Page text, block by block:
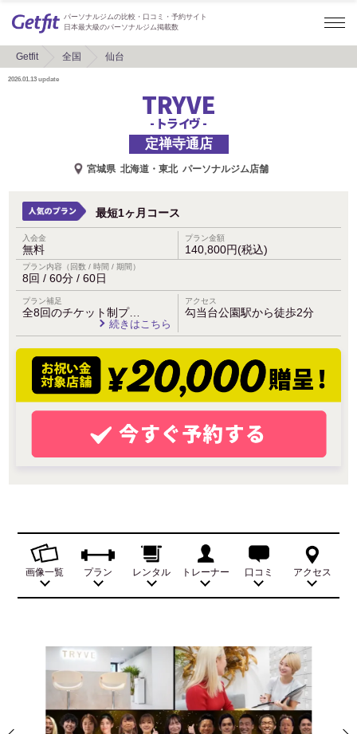
パーソナルジムの比較・口コミ・予約サイト
日本最大級のパーソナルジム掲載数
Getfit 全国 仙台
2026.01.13 update
TRYVE
- トライヴ -
定禅寺通店
宮城県 北海道・東北 パーソナルジム店舗
最短1ヶ月コース
入会金
無料
プラン金額
140,800円(税込)
プラン内容（回数 / 時間 / 期間）
8回 / 60分 / 60日
プラン補足
全8回のチケット制プ…
続きはこちら
アクセス
勾当台公園駅から徒歩2分
画像一覧 プラン レンタル トレーナー 口コミ アクセス